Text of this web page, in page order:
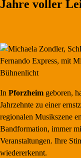
Jahre voller
In Pforzheim geboren,
Jahrzehnte zu einer
regionalen Musikszene
Bandformation, immer
Veranstaltungen. Ihre
wiedererkennt.